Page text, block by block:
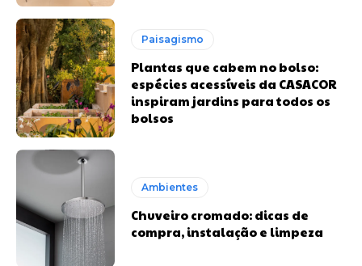
Paisagismo
Plantas que cabem no bolso:
espécies acessíveis da CASACOR
inspiram jardins para todos os
bolsos
Ambientes
Chuveiro cromado: dicas de
compra, instalação e limpeza